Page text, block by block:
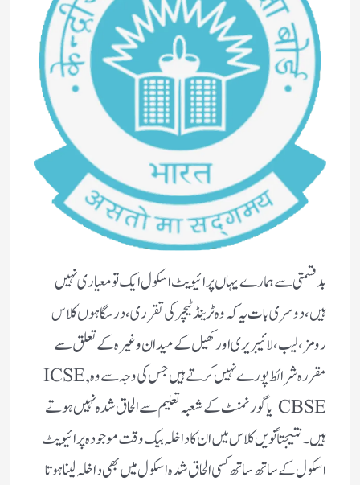
بدقسمتی سے ہمارے یہاں پرائیویٹ اسکول ایک تو معیاری نہیں
ہیں، دوسری بات یہ کہ وہ ٹرینڈ ٹیچر کی تقرری، درسگاہوں کلاس
رومز ، لیب، لائیبریری اور کھیل کے میدان وغیرہ کے تعلق سے
مقررہ شرائط پورے نہیں کرتے ہیں جس کی وجہ سے وہ ICSE,
CBSE یا گورنمنٹ کے شعبہ تعلیم سے الحاق شدہ نہیں ہوتے
ہیں۔‌ نتیجتاً نویں کلاس میں ان کا داخلہ بیک وقت موجودہ پرائیویٹ
اسکول کے ساتھ ساتھ کسی الحاق شدہ اسکول میں بھی داخلہ لینا ہوتا